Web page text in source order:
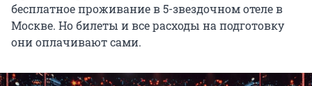
бесплатное проживание в 5-звездочном отеле в
Москве. Но билеты и все расходы на подготовку
они оплачивают сами.